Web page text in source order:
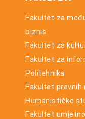
Fakultet za
biznis
Fakultet za
Fakultet za
Politehnika
Fakultet pravnih
Humanističke
Fakultet